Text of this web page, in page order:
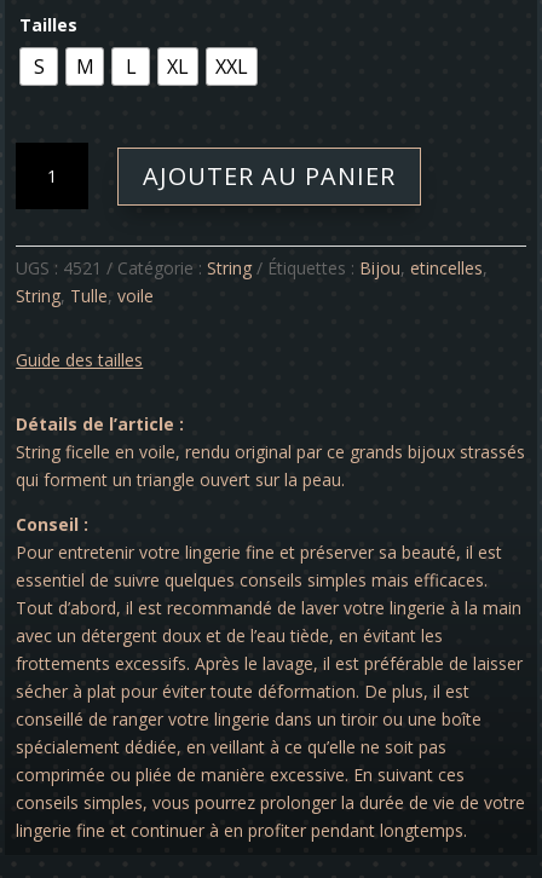
Tailles
S M L XL XXL
String
Etincelles
N°V
AJOUTER AU PANIER
UGS : 4521 Catégorie :String Étiquettes : Bijou,etincelles,
String, Tulle,voile
Guide des tailles
Détails de l’article :
String ficelle en voile, rendu original par ce grands bijoux strassés
qui forment un triangle ouvert sur la peau.
Conseil :
Pour entretenir votre lingerie fine et préserver sa beauté, il est
essentiel de suivre quelques conseils simples mais efficaces.
Tout d’abord, il est recommandé de laver votre lingerie à la main
avec un détergent doux et de l’eau tiède, en évitant les
frottements excessifs. Après le lavage, il est préférable de laisser
sécher à plat pour éviter toute déformation. De plus, il est
conseillé de ranger votre lingerie dans un tiroir ou une boîte
spécialement dédiée, en veillant à ce qu’elle ne soit pas
comprimée ou pliée de manière excessive. En suivant ces
conseils simples, vous pourrez prolonger la durée de vie de votre
lingerie fine et continuer à en profiter pendant longtemps.